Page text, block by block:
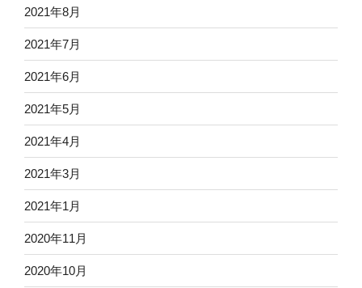
2021年8月
2021年7月
2021年6月
2021年5月
2021年4月
2021年3月
2021年1月
2020年11月
2020年10月